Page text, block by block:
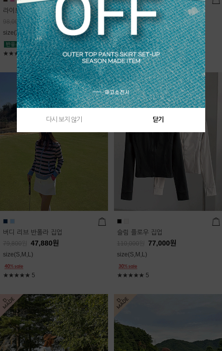
라이트데님 핀턱 스커트
98,000원 68,600원
size(XS,S,M,L)
★★★★★5
블룸 하이넥 니트집업
Sold Out
free(44~66)
★★★★★4.9
버디 리브 반폴라 집업
79,800 47,880원
size(S,M,L)
★★★★★ 5
슬림 플로우 집업
110,000 77,000원
size(S,M,L)
★★★★★ 5
다시 보지 않기 닫기